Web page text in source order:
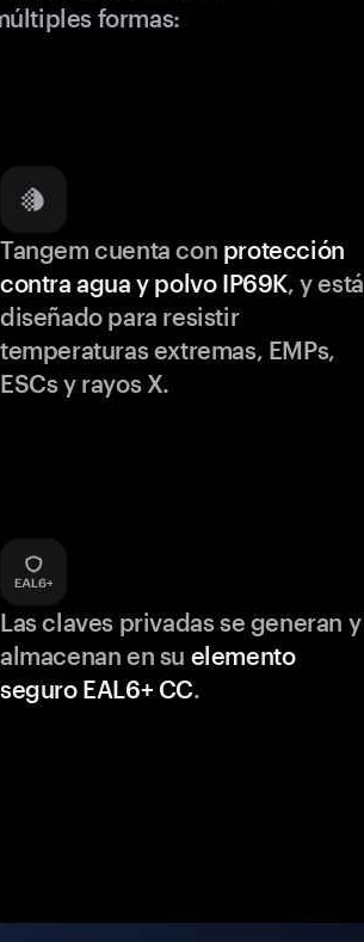
formas:
Tangem cuenta con protección
contra agua y polvo IP69K, y está
diseñado para resistir
temperaturas extremas, EMPs,
ESCs y rayos X.
Las claves privadas se generan y
almacenan en su elemento
seguro EAL6+ CC.